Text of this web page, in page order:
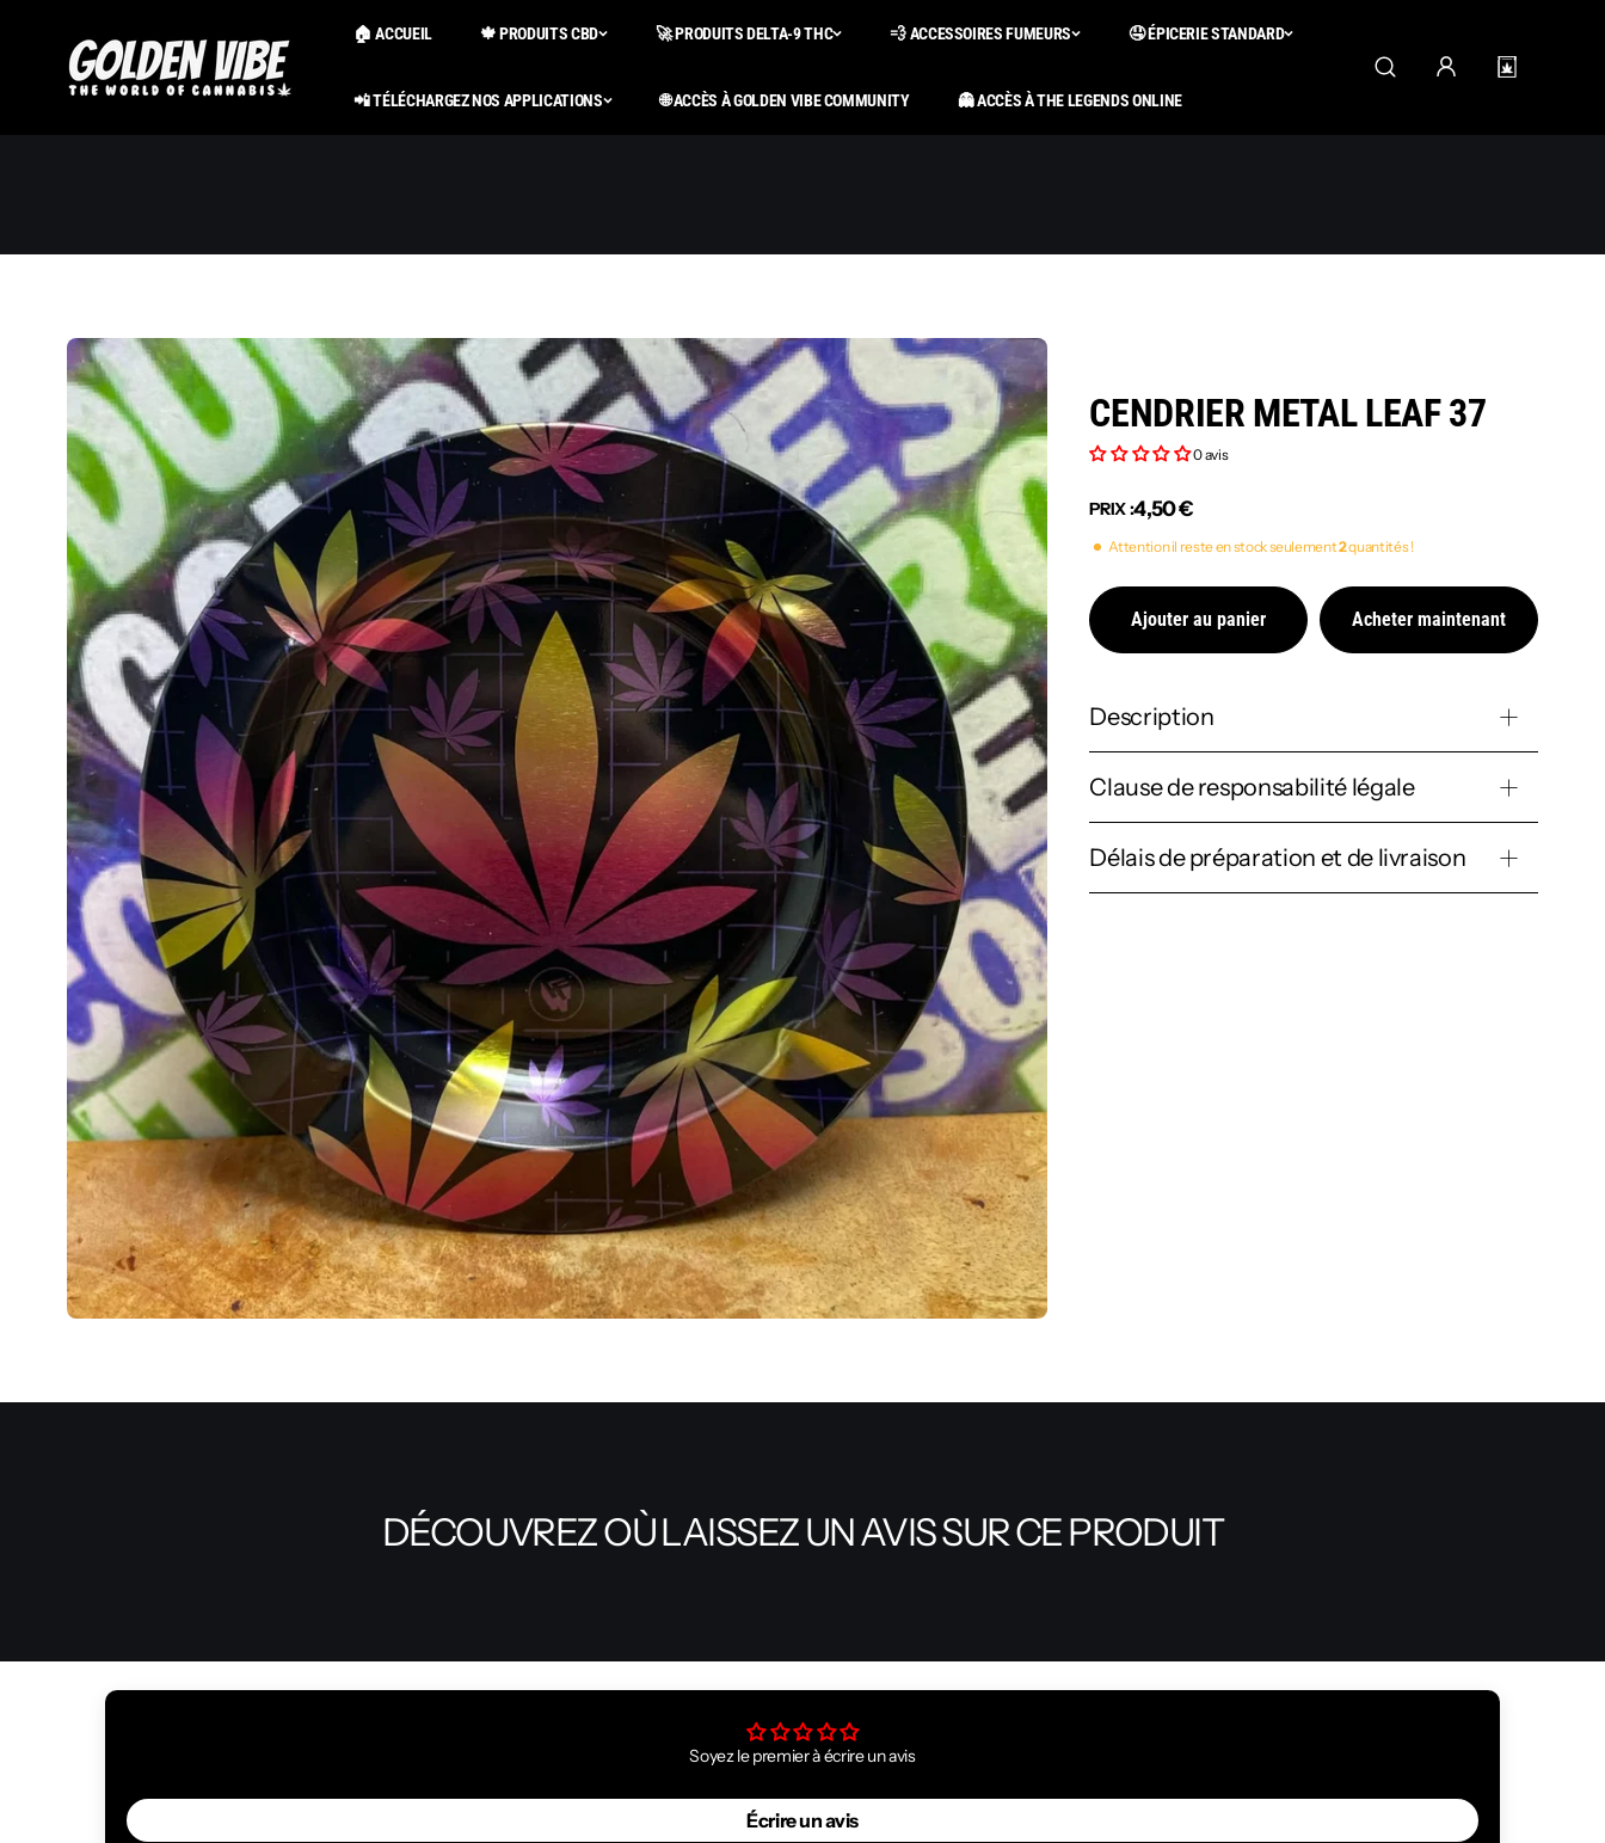
contenu
🏠 ACCUEIL 🍁 PRODUITS CBD 🚀 PRODUITS DELTA-9 THC 💨 ACCESSOIRES FUMEURS 🤤 ÉPICERIE STANDARD
📲 TÉLÉCHARGEZ NOS APPLICATIONS 🌐 ACCÈS À GOLDEN VIBE COMMUNITY 👻 ACCÈS À THE LEGENDS ONLINE
CENDRIER METAL LEAF 37
0 avis
PRIX :4,50 €
Attention il reste en stock seulement2quantités !
Ajouter au panier Acheter maintenant
Description
Clause de responsabilité légale
Délais de préparation et de livraison
DÉCOUVREZ OÙ LAISSEZ UN AVIS SUR CE PRODUIT
Soyez le premier à écrire un avis
Écrire un avis